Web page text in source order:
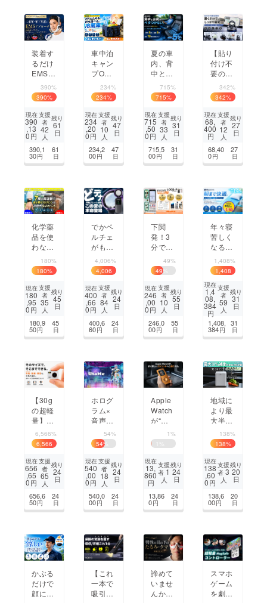
装着す
るだけ
EMSで
あご下
フェイ
スライ
ンに集
中アプ
ロー
チ。
若々し
くフェ
390%
390%
現在
390
,13
0円
支援
者
42
人
残り
61
日
390,1
30円
61
日
車中泊
キャン
プO
K！5～
55℃
対応で
軽量25
L大容
量折り
たたみ
式保温
保冷
234%
234%
現在
234
,20
0円
支援
者
10
人
残り
47
日
234,2
00円
47
日
夏の車
内、背
中とお
尻のム
レから
解放10
個の
クール
ファン
が空気
を循環
ブリー
715%
715%
現在
715
,50
0円
支援
者
33
人
残り
31
日
715,5
00円
31
日
【貼り
付け不
要の新
発想】
置くだ
けでズ
レにく
い360°
回転の
車載ス
マホホ
ルダー
342%
342%
現在
68,
400
円
支援
者
12
人
残り
27
日
68,40
0円
27
日
化学薬
品を使
わな
い！7
種の音
で360°
虫除け
｜次世
代虫よ
ド＆
キーホ
180%
180%
現在
180
,95
0円
支援
者
35
人
残り
45
日
180,9
50円
45
日
でかペ
ルチェ
がもた
らす至
高の涼
しさ、
この夏
の本
命、高
ンディ
ファン
4,006%
4,006
%
現在
400
,66
0円
支援
者
84
人
残り
24
日
400,6
60円
24
日
下関
発！3
分で着
せ替え
スマホ
ケース
自販機
「LOC
O-P
ピー）」
誕生
49%
49%
現在
246
,00
0円
支援
者
10
人
残り
55
日
246,0
00円
55
日
年々寝
苦しく
なる日
本の夏
の夜に
冷却革
命！直
冷えだ
から朝
まで快
適。水
冷式冷
1,408%
1,408
%
現在
1,4
08,
384
円
支援
者
59
人
残り
31
日
1,408,
384円
31
日
【30g
の超軽
量】そ
の小さ
さ、想
像以
上。指
先サイ
ズの超
タルカ
メラ
6,566%
6,566
%
現在
656
,65
0円
支援
者
65
人
残り
24
日
656,6
50円
24
日
ホログ
ラム×
音声対
話｜歌
で癒し
を届け
る「Ut
aMe
（うた
開発プ
ロジェ
54%
54%
現在
540
,00
0円
支援
者
18
人
残り
24
日
540,0
00円
24
日
Apple
Watch
が“新
デバイ
ス
化”す
る金属
保護
ケース
1%
1
現在
13,
860
円
支援
者1
人
残り
24
日
13,86
0円
24
日
地域に
より最
大半額
補助
金！電
気代1
日16
円！嫌
な臭
キブリ
対策！
138%
138%
現在
138
,60
0円
支援
者3
人
残り
20
日
138,6
00円
20
日
かぶる
だけで
顔に風
【これ
一本で
吸引か
諦めて
いませ
んか？
スマホ
ゲーム
を劇的